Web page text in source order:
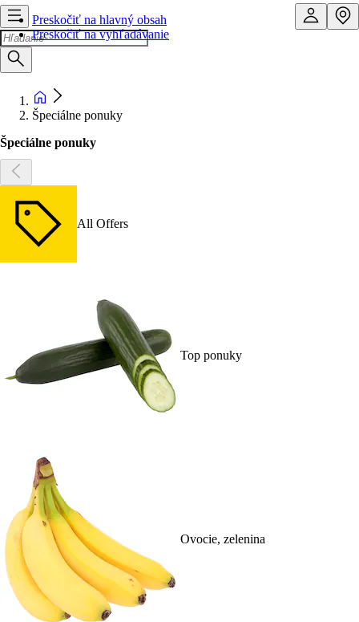
Preskočiť na hlavný obsah
Preskočiť na vyhľadávanie
Špeciálne ponuky
Špeciálne ponuky
All Offers
Top ponuky
Ovocie, zelenina